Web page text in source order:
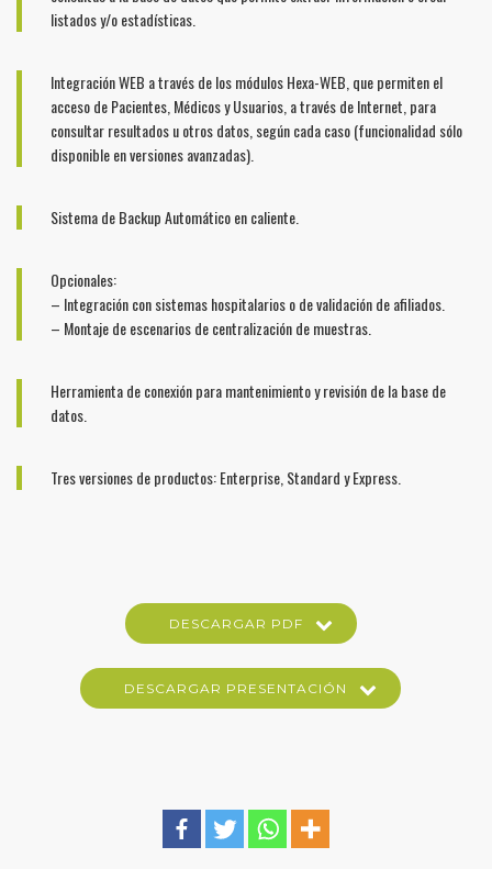
listados y/o estadísticas.
Integración WEB a través de los módulos Hexa-WEB, que permiten el
acceso de Pacientes, Médicos y Usuarios, a través de Internet, para
consultar resultados u otros datos, según cada caso (funcionalidad sólo
disponible en versiones avanzadas).
Sistema de Backup Automático en caliente.
Opcionales:
– Integración con sistemas hospitalarios o de validación de afiliados.
– Montaje de escenarios de centralización de muestras.
Herramienta de conexión para mantenimiento y revisión de la base de
datos.
Tres versiones de productos: Enterprise, Standard y Express.
DESCARGAR PDF
DESCARGAR PRESENTACIÓN